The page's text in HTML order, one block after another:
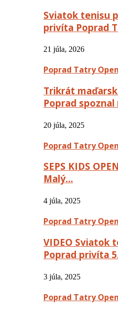
Sviatok tenisu
privíta Poprad
21 júla, 2026
Poprad Tatry Open
Trikrát
Poprad
20 júla, 2025
Poprad Tatry Open
SEPS KIDS
Malý…
4 júla, 2025
Poprad Tatry Open
VIDEO Sviatok
Poprad privíta
3 júla, 2025
Poprad Tatry Open